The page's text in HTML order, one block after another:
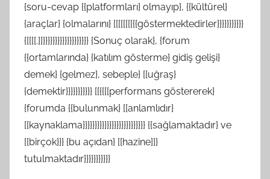
{soru-cevap {{platformları} olmayıp}, {{kültürel}
{araçlar} {olmalarını} [[[[[[[[{{göstermektedirler}}}}}}}}}}}
{[[[[.]]}}}}}}}}}}}}}}}}}}} {Sonuç olarak}, {forum
{{ortamlarında} {katılım gösterme} gidiş gelişi}
demek} {gelmez}, sebeple} [[uğraş}
{demektir}}}}}}}}}}} [[{{[[performans göstererek}
{forumda {{bulunmak} [[anlamlıdır}
[[kaynaklama}}}}}}}}}}}}}}}}}}}}}}}}}} {{sağlamaktadır} ve
[[birçok}}} {bu açıdan} [[hazine]]}
tutulmaktadır}}}}}}}}}}}